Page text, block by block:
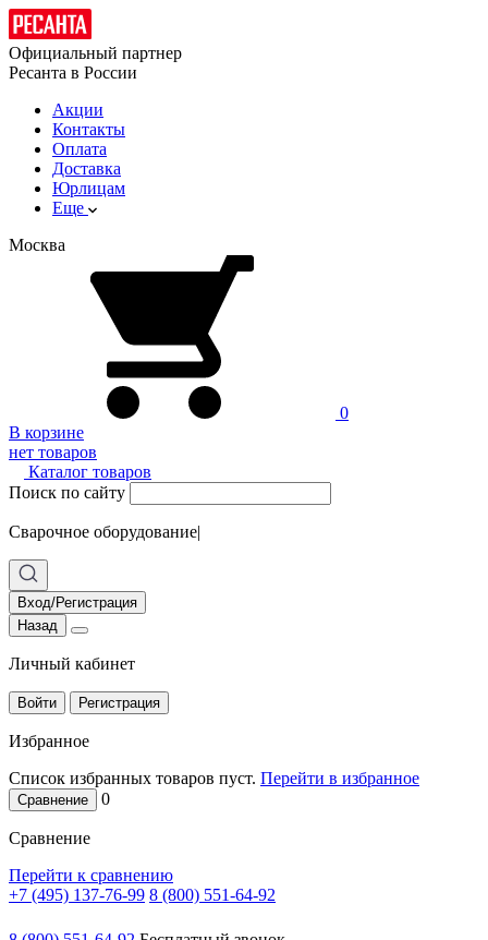
Официальный партнер
Ресанта в России
Акции
Контакты
Оплата
Доставка
Юрлицам
Еще
Москва
0
В корзине
нет товаров
Каталог товаров
Поиск по сайту
Сварочное оборудование|
Вход/Регистрация
Назад
Личный кабинет
Войти Регистрация
Избранное
Список избранных товаров пуст. Перейти в избранное
Сравнение 0
Сравнение
Перейти к сравнению
+7 (495) 137-76-99 8 (800) 551-64-92